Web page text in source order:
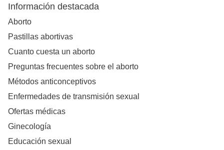
Información destacada
Aborto
Pastillas abortivas
Cuanto cuesta un aborto
Preguntas frecuentes sobre el aborto
Métodos anticonceptivos
Enfermedades de transmisión sexual
Ofertas médicas
Ginecología
Educación sexual